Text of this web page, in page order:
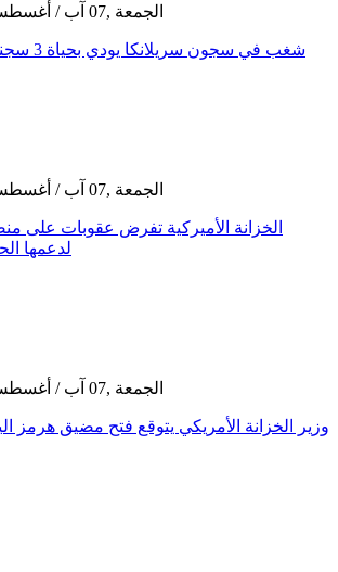
GMT 20:15 2026 الجمعة ,07 آب / أغسطس
شغب في سجون سريلانكا يودي بحياة 3 سجناء ويصيب 23 آخرين
GMT 19:10 2026 الجمعة ,07 آب / أغسطس
الخزانة الأميركية تفرض عقوبات على
لدعمها
GMT 18:59 2026 الجمعة ,07 آب / أغسطس
وزير الخزانة الأمريكي يتوقع فتح مضيق هرمز